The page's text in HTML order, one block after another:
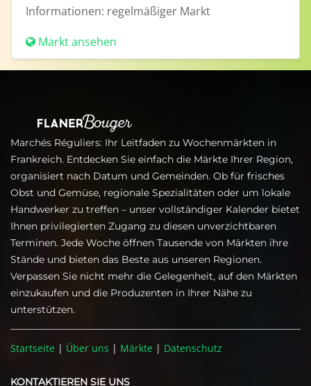
Informationen: regelmäßiger Markt
Markt ansehen
Marchés Réguliers: Ihr Leitfaden zu Wochenmärkten in
Frankreich. Entdecken Sie einfach die Märkte Ihrer Region,
organisiert nach Datum und Gemeinden. Ob für frisches
Obst und Gemüse, regionale Spezialitäten oder um lokale
Handwerker zu treffen – unser vollständiger Kalender bietet
Ihnen privilegierten Zugang zu diesen unverzichtbaren
Terminen. Jede Woche öffnen Tausende von Märkten ihre
Stände und bieten das Beste aus unseren Regionen.
Verpassen Sie nicht mehr die Gelegenheit, auf den Märkten
einzukaufen und die Produzenten in Ihrer Nähe zu
unterstützen.
Startseite | Über uns | Märkte | Datenschutz
KONTAKTIEREN SIE UNS